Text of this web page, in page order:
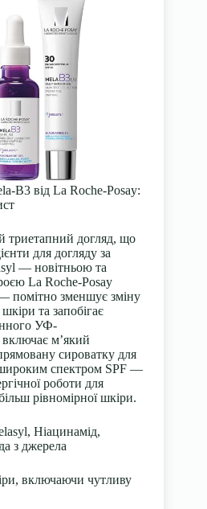
B3 від La Roche-Posay:
триетапний догляд, що
для догляду за
— новітньою та
La Roche-Posay
— помітно зменшує зміну
та запобігає
УФ-
м’який
сироватку для
широким спектром SPF —
роботи для
рівномірної шкіри.
Ніацинамід,
з джерела
включаючи чутливу